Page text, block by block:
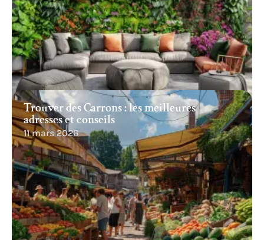
Trouver des Carrons : les meilleures
adresses et conseils
11 mars 2026